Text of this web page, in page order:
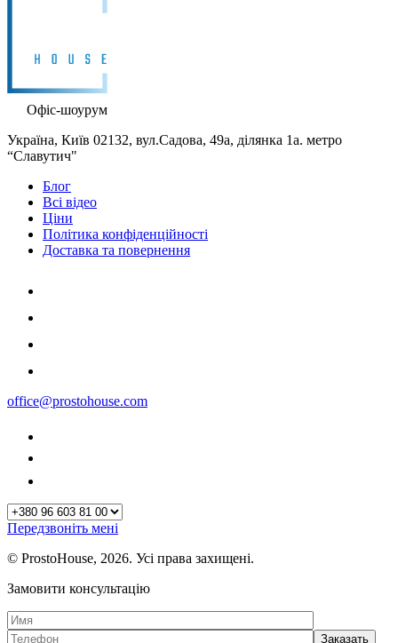
Офіс-шоурум
Україна, Київ 02132, вул.Садова, 49а, ділянка 1а. метро
“Славутич"
Блог
Всі відео
Ціни
Політика конфіденційності
Доставка та повернення
office@prostohouse.com
Передзвоніть мені
© ProstoHouse, 2026. Усі права захищені.
Замовити консультацію